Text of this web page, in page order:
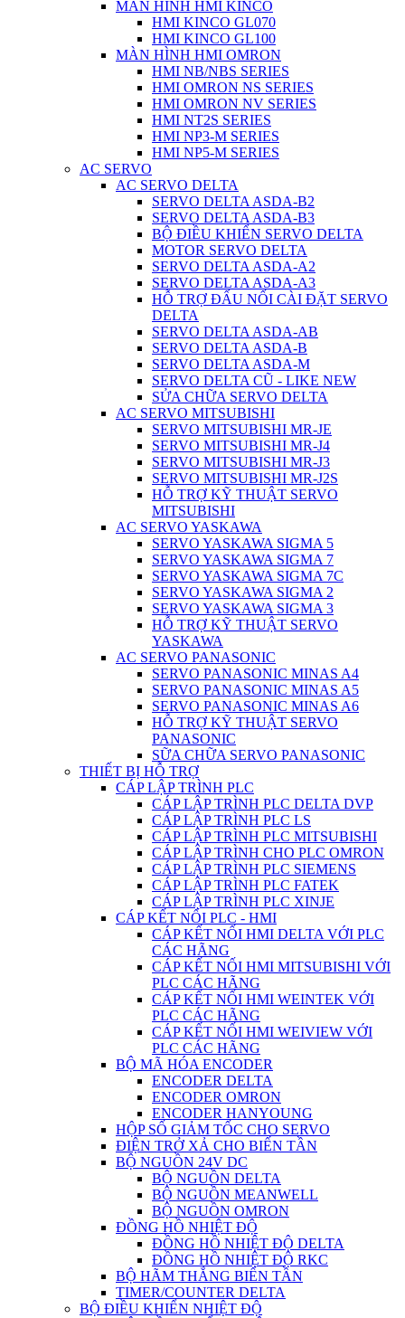
MÀN HÌNH HMI KINCO
HMI KINCO GL070
HMI KINCO GL100
MÀN HÌNH HMI OMRON
HMI NB/NBS SERIES
HMI OMRON NS SERIES
HMI OMRON NV SERIES
HMI NT2S SERIES
HMI NP3-M SERIES
HMI NP5-M SERIES
AC SERVO
AC SERVO DELTA
SERVO DELTA ASDA-B2
SERVO DELTA ASDA-B3
BỘ ĐIỀU KHIỂN SERVO DELTA
MOTOR SERVO DELTA
SERVO DELTA ASDA-A2
SERVO DELTA ASDA-A3
HỖ TRỢ ĐẤU NỐI CÀI ĐẶT SERVO
DELTA
SERVO DELTA ASDA-AB
SERVO DELTA ASDA-B
SERVO DELTA ASDA-M
SERVO DELTA CŨ - LIKE NEW
SỬA CHỮA SERVO DELTA
AC SERVO MITSUBISHI
SERVO MITSUBISHI MR-JE
SERVO MITSUBISHI MR-J4
SERVO MITSUBISHI MR-J3
SERVO MITSUBISHI MR-J2S
HỖ TRỢ KỸ THUẬT SERVO
MITSUBISHI
AC SERVO YASKAWA
SERVO YASKAWA SIGMA 5
SERVO YASKAWA SIGMA 7
SERVO YASKAWA SIGMA 7C
SERVO YASKAWA SIGMA 2
SERVO YASKAWA SIGMA 3
HỖ TRỢ KỸ THUẬT SERVO
YASKAWA
AC SERVO PANASONIC
SERVO PANASONIC MINAS A4
SERVO PANASONIC MINAS A5
SERVO PANASONIC MINAS A6
HỖ TRỢ KỸ THUẬT SERVO
PANASONIC
SỮA CHỮA SERVO PANASONIC
THIẾT BỊ HỖ TRỢ
CÁP LẬP TRÌNH PLC
CÁP LẬP TRÌNH PLC DELTA DVP
CÁP LẬP TRÌNH PLC LS
CÁP LẬP TRÌNH PLC MITSUBISHI
CÁP LẬP TRÌNH CHO PLC OMRON
CÁP LẬP TRÌNH PLC SIEMENS
CÁP LẬP TRÌNH PLC FATEK
CÁP LẬP TRÌNH PLC XINJE
CÁP KẾT NỐI PLC - HMI
CÁP KẾT NỐI HMI DELTA VỚI PLC
CÁC HÃNG
CÁP KẾT NỐI HMI MITSUBISHI VỚI
PLC CÁC HÃNG
CÁP KẾT NỐI HMI WEINTEK VỚI
PLC CÁC HÃNG
CÁP KẾT NỐI HMI WEIVIEW VỚI
PLC CÁC HÃNG
BỘ MÃ HÓA ENCODER
ENCODER DELTA
ENCODER OMRON
ENCODER HANYOUNG
HỘP SỐ GIẢM TỐC CHO SERVO
ĐIỆN TRỞ XẢ CHO BIẾN TẦN
BỘ NGUỒN 24V DC
BỘ NGUỒN DELTA
BỘ NGUỒN MEANWELL
BỘ NGUỒN OMRON
ĐỒNG HỒ NHIỆT ĐỘ
ĐỒNG HỒ NHIỆT ĐỘ DELTA
ĐỒNG HỒ NHIỆT ĐỘ RKC
BỘ HÃM THẮNG BIẾN TẦN
TIMER/COUNTER DELTA
BỘ ĐIỀU KHIỂN NHIỆT ĐỘ